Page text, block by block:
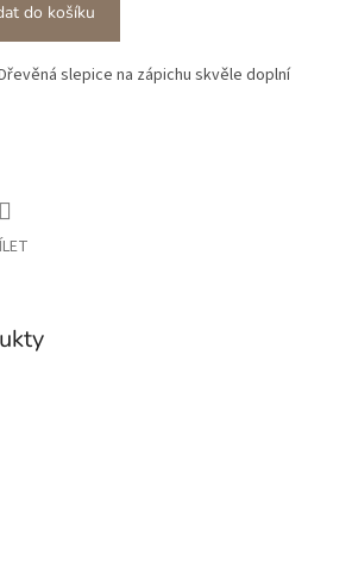
do košíku
slepice na zápichu skvěle doplní